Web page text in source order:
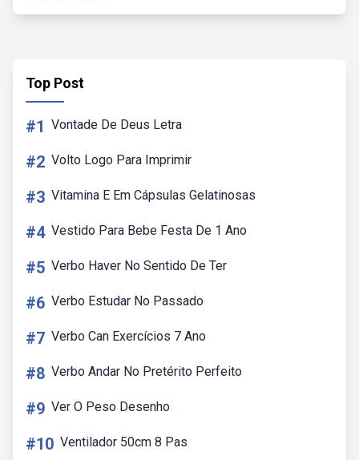
Top Post
#1 Vontade De Deus Letra
#2 Volto Logo Para Imprimir
#3 Vitamina E Em Cápsulas Gelatinosas
#4 Vestido Para Bebe Festa De 1 Ano
#5 Verbo Haver No Sentido De Ter
#6 Verbo Estudar No Passado
#7 Verbo Can Exercícios 7 Ano
#8 Verbo Andar No Pretérito Perfeito
#9 Ver O Peso Desenho
#10 Ventilador 50cm 8 Pas